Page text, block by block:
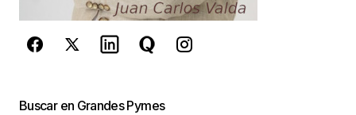
de Googlese aplican.
Buscar en Grandes Pymes